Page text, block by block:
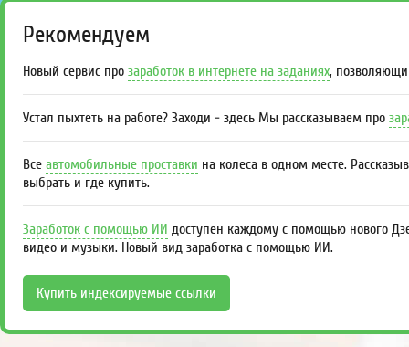
Рекомендуем
Новый сервис про заработок в интернете на заданиях,
Устал пыхтеть на работе? Заходи - здесь Мы рассказываем про
Все автомобильные проставки на колеса в одном месте.
выбрать и где купить.
Заработок с помощью ИИ доступен каждому с помощью нового
видео и музыки. Новый вид заработка с помощью ИИ.
Купить индексируемые ссылки